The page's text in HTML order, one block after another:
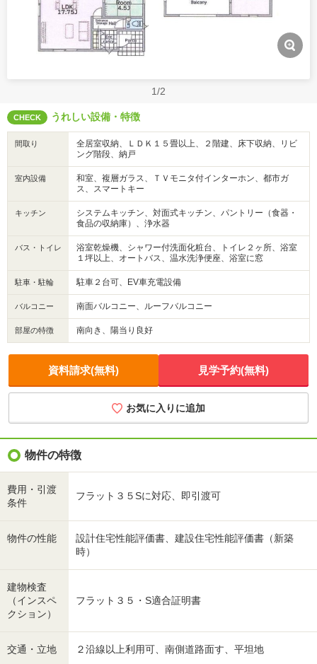
1/2
CHECK うれしい設備・特徴
間取り
全居室収納、ＬＤＫ１５畳以上、２階建、床下収納、リビ
ング階段、納戸
室内設備
和室、複層ガラス、ＴＶモニタ付インターホン、都市ガ
ス、スマートキー
キッチン
システムキッチン、対面式キッチン、パントリー（食器・
食品の収納庫）、浄水器
バス・トイレ
浴室乾燥機、シャワー付洗面化粧台、トイレ２ヶ所、浴室
１坪以上、オートバス、温水洗浄便座、浴室に窓
駐車・駐輪 駐車２台可、EV車充電設備
バルコニー 南面バルコニー、ルーフバルコニー
部屋の特徴 南向き、陽当り良好
資料請求(無料) 見学予約(無料)
お気に入りに追加
物件の特徴
費用・引渡
条件
フラット３５Sに対応、即引渡可
物件の性能
設計住宅性能評価書、建設住宅性能評価書（新築
時）
建物検査
（インスペ
クション）
フラット３５・S適合証明書
交通・立地 ２沿線以上利用可、南側道路面す、平坦地